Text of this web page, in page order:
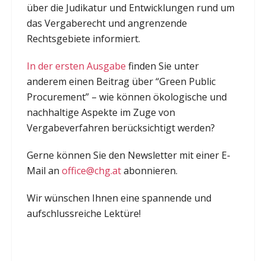
über die Judikatur und Entwicklungen rund um
das Vergaberecht und angrenzende
Rechtsgebiete informiert.
In der ersten Ausgabe finden Sie unter
anderem einen Beitrag über “Green Public
Procurement” – wie können ökologische und
nachhaltige Aspekte im Zuge von
Vergabeverfahren berücksichtigt werden?
Gerne können Sie den Newsletter mit einer E-
Mail an office@chg.atabonnieren.
Wir wünschen Ihnen eine spannende und
aufschlussreiche Lektüre!